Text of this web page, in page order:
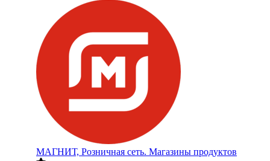
МАГНИТ, Розничная сеть. Магазины продуктов